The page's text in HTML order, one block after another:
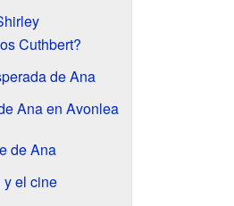
Cuthbert?
de Ana
Ana en Avonlea
de Ana
el cine